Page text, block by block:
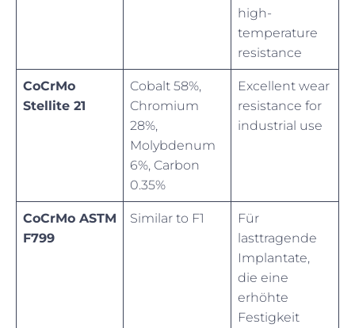
high-
temperature
resistance
CoCrMo
Stellite 21
Cobalt 58%,
Chromium
28%,
Molybdenum
6%, Carbon
0.35%
Excellent wear
resistance for
industrial use
CoCrMo ASTM
F799
Similar to F1
Für
lasttragende
Implantate,
die eine
erhöhte
Festigkeit